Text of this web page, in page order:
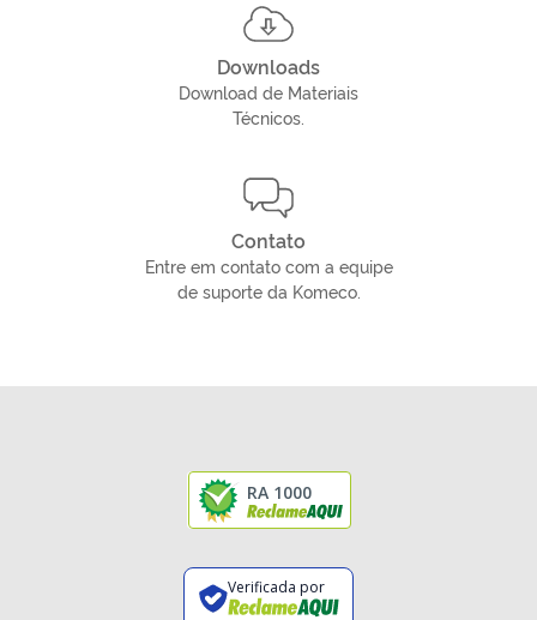
Downloads
Download de Materiais
Técnicos.
Contato
Entre em contato com a equipe
de suporte da Komeco.
RA 1000
Verificada por